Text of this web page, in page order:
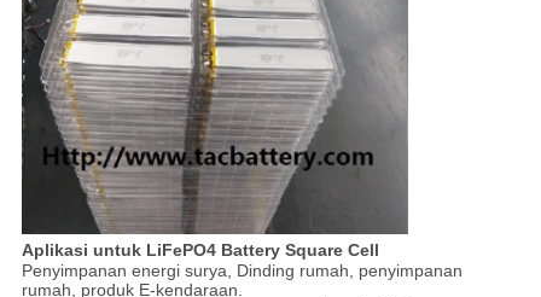
Aplikasi untuk LiFePO4 Battery Square Cell
Penyimpanan energi surya, Dinding rumah, penyimpanan
rumah, produk E-kendaraan.